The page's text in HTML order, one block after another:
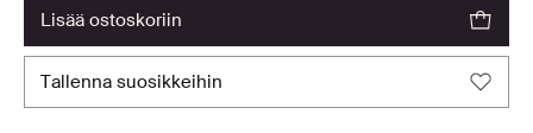
lisää ostoskoriin
tallenna suosikkeihin